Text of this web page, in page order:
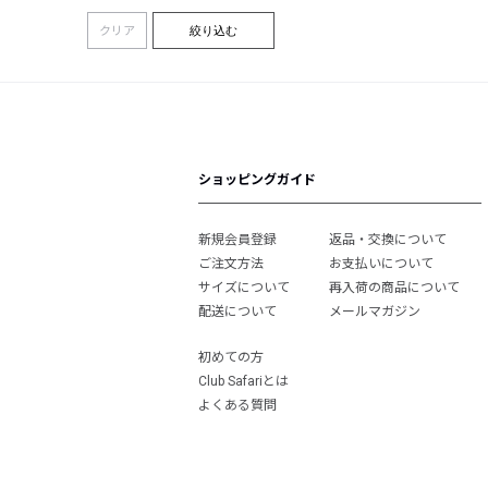
クリア 絞り込む
ショッピングガイド
新規会員登録
ご注文方法
サイズについて
配送について
返品・交換について
お支払いについて
再入荷の商品について
メールマガジン
初めての方
Club Safariとは
よくある質問